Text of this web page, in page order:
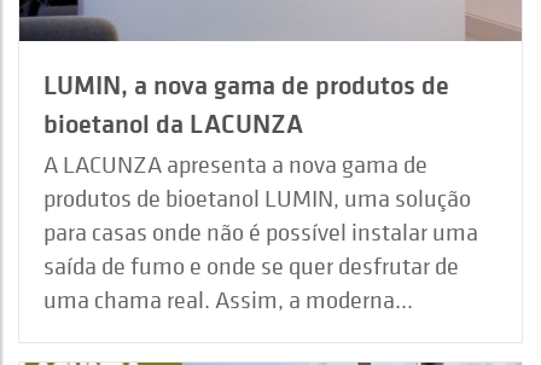
LUMIN, a nova gama de produtos de
bioetanol da LACUNZA
A LACUNZA apresenta a nova gama de
produtos de bioetanol LUMIN, uma solução
para casas onde não é possível instalar uma
saída de fumo e onde se quer desfrutar de
uma chama real. Assim, a moderna...